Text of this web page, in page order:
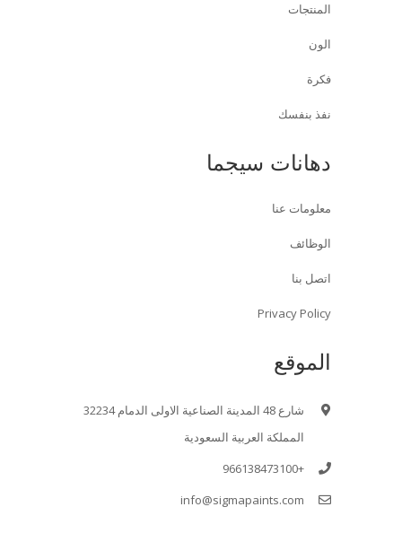
المنتجات
الون
فكرة
نفذ بنفسك
دهانات سيجما
معلومات عنا
الوظائف
اتصل بنا
Privacy Policy
الموقع
شارع 48 المدينة الصناعية الاولى الدمام 32234
المملكة العربية السعودية
+966138473100
info@sigmapaints.com